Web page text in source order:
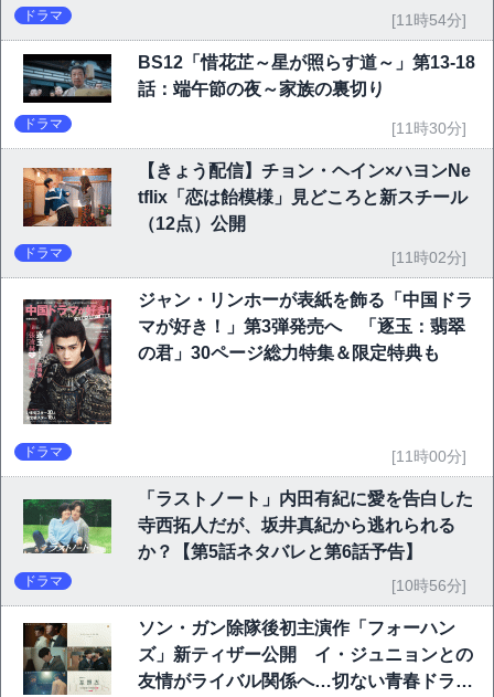
ドラマ [11時54分]
BS12「惜花芷～星が照らす道～」第13-18
話：端午節の夜～家族の裏切り
ドラマ [11時30分]
【きょう配信】チョン・ヘイン×ハヨンNe
tflix「恋は飴模様」見どころと新スチール
（12点）公開
ドラマ [11時02分]
ジャン・リンホーが表紙を飾る「中国ドラ
マが好き！」第3弾発売へ 「逐玉：翡翠
の君」30ページ総力特集＆限定特典も
ドラマ [11時00分]
「ラストノート」内田有紀に愛を告白した
寺西拓人だが、坂井真紀から逃れられる
か？【第5話ネタバレと第6話予告】
ドラマ [10時56分]
ソン・ガン除隊後初主演作「フォーハン
ズ」新ティザー公開 イ・ジュニョンとの
友情がライバル関係へ…切ない青春ドラマ